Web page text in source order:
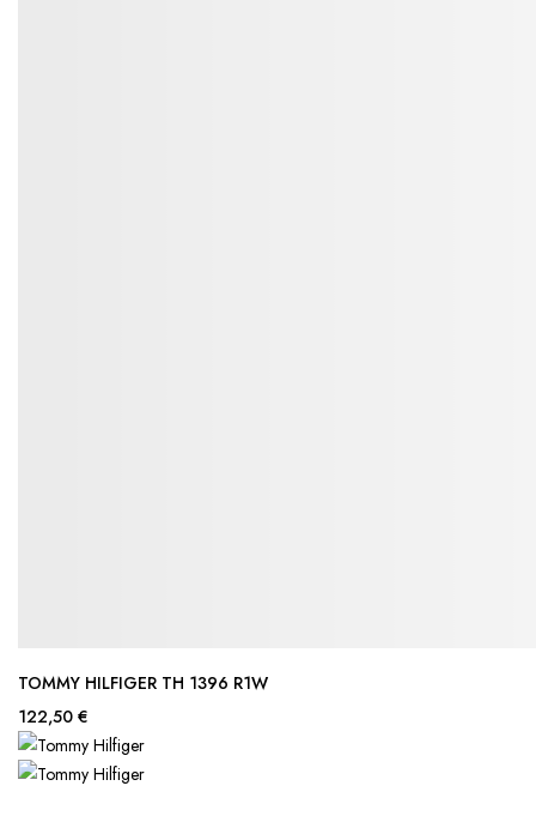
TOMMY HILFIGER TH 1396 R1W
122,50 €